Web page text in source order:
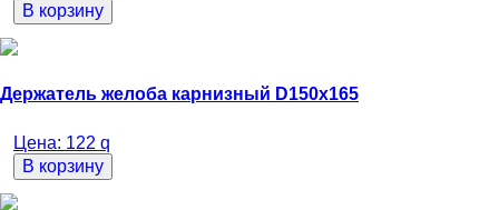
В корзину
Держатель желоба карнизный D150х165
Цена: 122 q
В корзину